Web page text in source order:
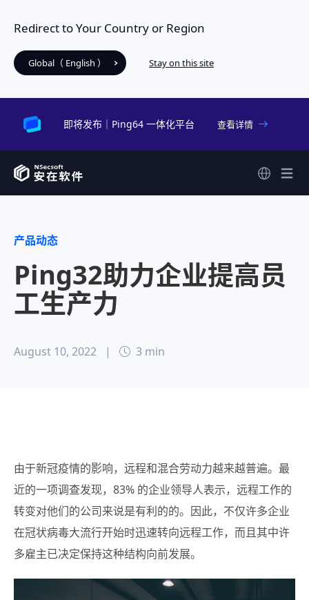
Redirect to Your Country or Region
Global（ English ） Stay on this site
即将发布｜Ping64 一体化平台 查看详情
产品动态
Ping32助力企业提高员
工生产力
August 10, 2022 | 3 min
由于新冠疫情的影响，远程和混合劳动力越来越普遍。最
近的一项调查发现，83% 的企业领导人表示，远程工作的
转变对他们的公司来说是有利的的。因此，不仅许多企业
在冠状病毒大流行开始时迅速转向远程工作，而且其中许
多雇主已决定保持这种结构向前发展。